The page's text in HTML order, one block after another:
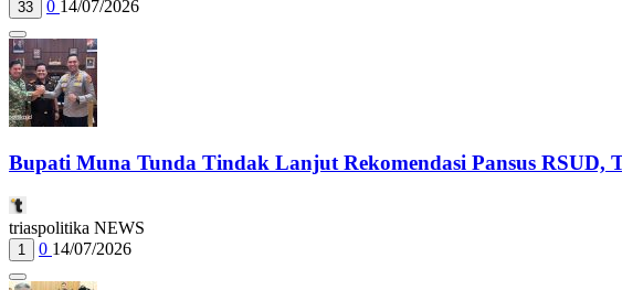
33 0 14/07/2026
Bupati Muna Tunda Tindak Lanjut Rekomendasi Pansus RSUD,
triaspolitika NEWS
1 0 14/07/2026